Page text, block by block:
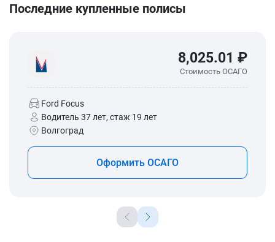
Последние купленные полисы
8,025.01 ₽
Стоимость ОСАГО
Ford Focus
Водитель 37 лет, стаж 19 лет
Волгоград
Оформить ОСАГО